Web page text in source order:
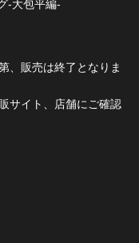
-大包平編-
、販売は終了となりま
サイト、店舗にご確認